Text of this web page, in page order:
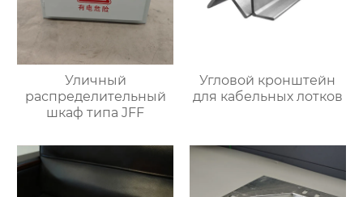
Уличный
распределительный
шкаф типа JFF
Угловой кронштейн
для кабельных лотков